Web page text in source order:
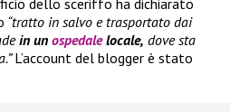
“tratto in salvo e trasportato dai
in un ospedalelocale, dove sta
L’account del blogger è stato